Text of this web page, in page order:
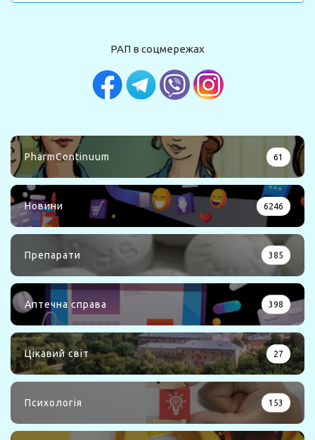
РАП в соцмережах
PharmContinuum 61
Новини 6246
Препарати 385
Аптечна справа 398
Цікавий світ 27
Психологія 153